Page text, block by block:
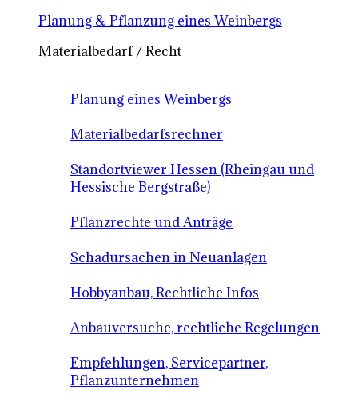
Planung & Pflanzung eines Weinbergs
Materialbedarf / Recht
Planung eines Weinbergs
Materialbedarfsrechner
Standortviewer Hessen (Rheingau und
Hessische Bergstraße)
Pflanzrechte und Anträge
Schadursachen in Neuanlagen
Hobbyanbau, Rechtliche Infos
Anbauversuche, rechtliche Regelungen
Empfehlungen, Servicepartner,
Pflanzunternehmen